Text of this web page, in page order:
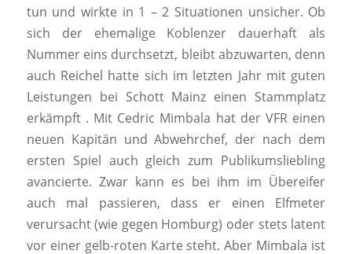
tun und wirkte in 1 – 2 Situationen unsicher. Ob
sich der ehemalige Koblenzer dauerhaft als
Nummer eins durchsetzt, bleibt abzuwarten, denn
auch Reichel hatte sich im letzten Jahr mit guten
Leistungen bei Schott Mainz einen Stammplatz
erkämpft . Mit Cedric Mimbala hat der VFR einen
neuen Kapitän und Abwehrchef, der nach dem
ersten Spiel auch gleich zum Publikumsliebling
avancierte. Zwar kann es bei ihm im Übereifer
auch mal passieren, dass er einen Elfmeter
verursacht (wie gegen Homburg) oder stets latent
vor einer gelb-roten Karte steht. Aber Mimbala ist